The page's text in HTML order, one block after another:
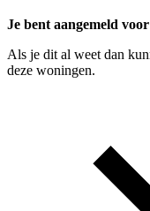
Je bent aangemeld
Als je dit al weet dan
deze woningen.